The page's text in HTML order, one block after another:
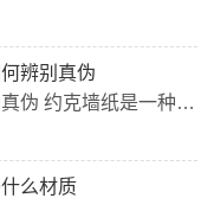
辨别真伪
如何辨别约克墙纸的真伪 约克墙纸是一种高质量的墙纸，深受消费者青睐。但是，市场上也有很多假货，让人难以分辨。下面是一些辨别真伪的方法，希望能对您有所帮助。 1.查看包装 约克墙纸的包装通常非常精美，上面有品牌标志、厂家地址、生产日期等信息。真品包装通常精细，印刷清晰，没有错别字或乱码。如果发现包装有瑕疵，很有可能是假货。 2.观察花纹 约克墙纸的设计精美，花纹细腻，色彩丰富。如果发现花纹粗糙，或者色彩单调，很可能是假货。此外，约克墙纸的花纹通常很清晰，没有...
么材质